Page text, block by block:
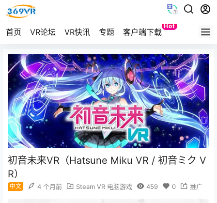
首页 VR论坛 VR快讯 专题 客户端下载
Hot
Quest
初音未来VR（Hatsune Miku VR / 初音ミク V
R）
中文 4 个月前 Steam VR 电脑游戏 459 0 推广